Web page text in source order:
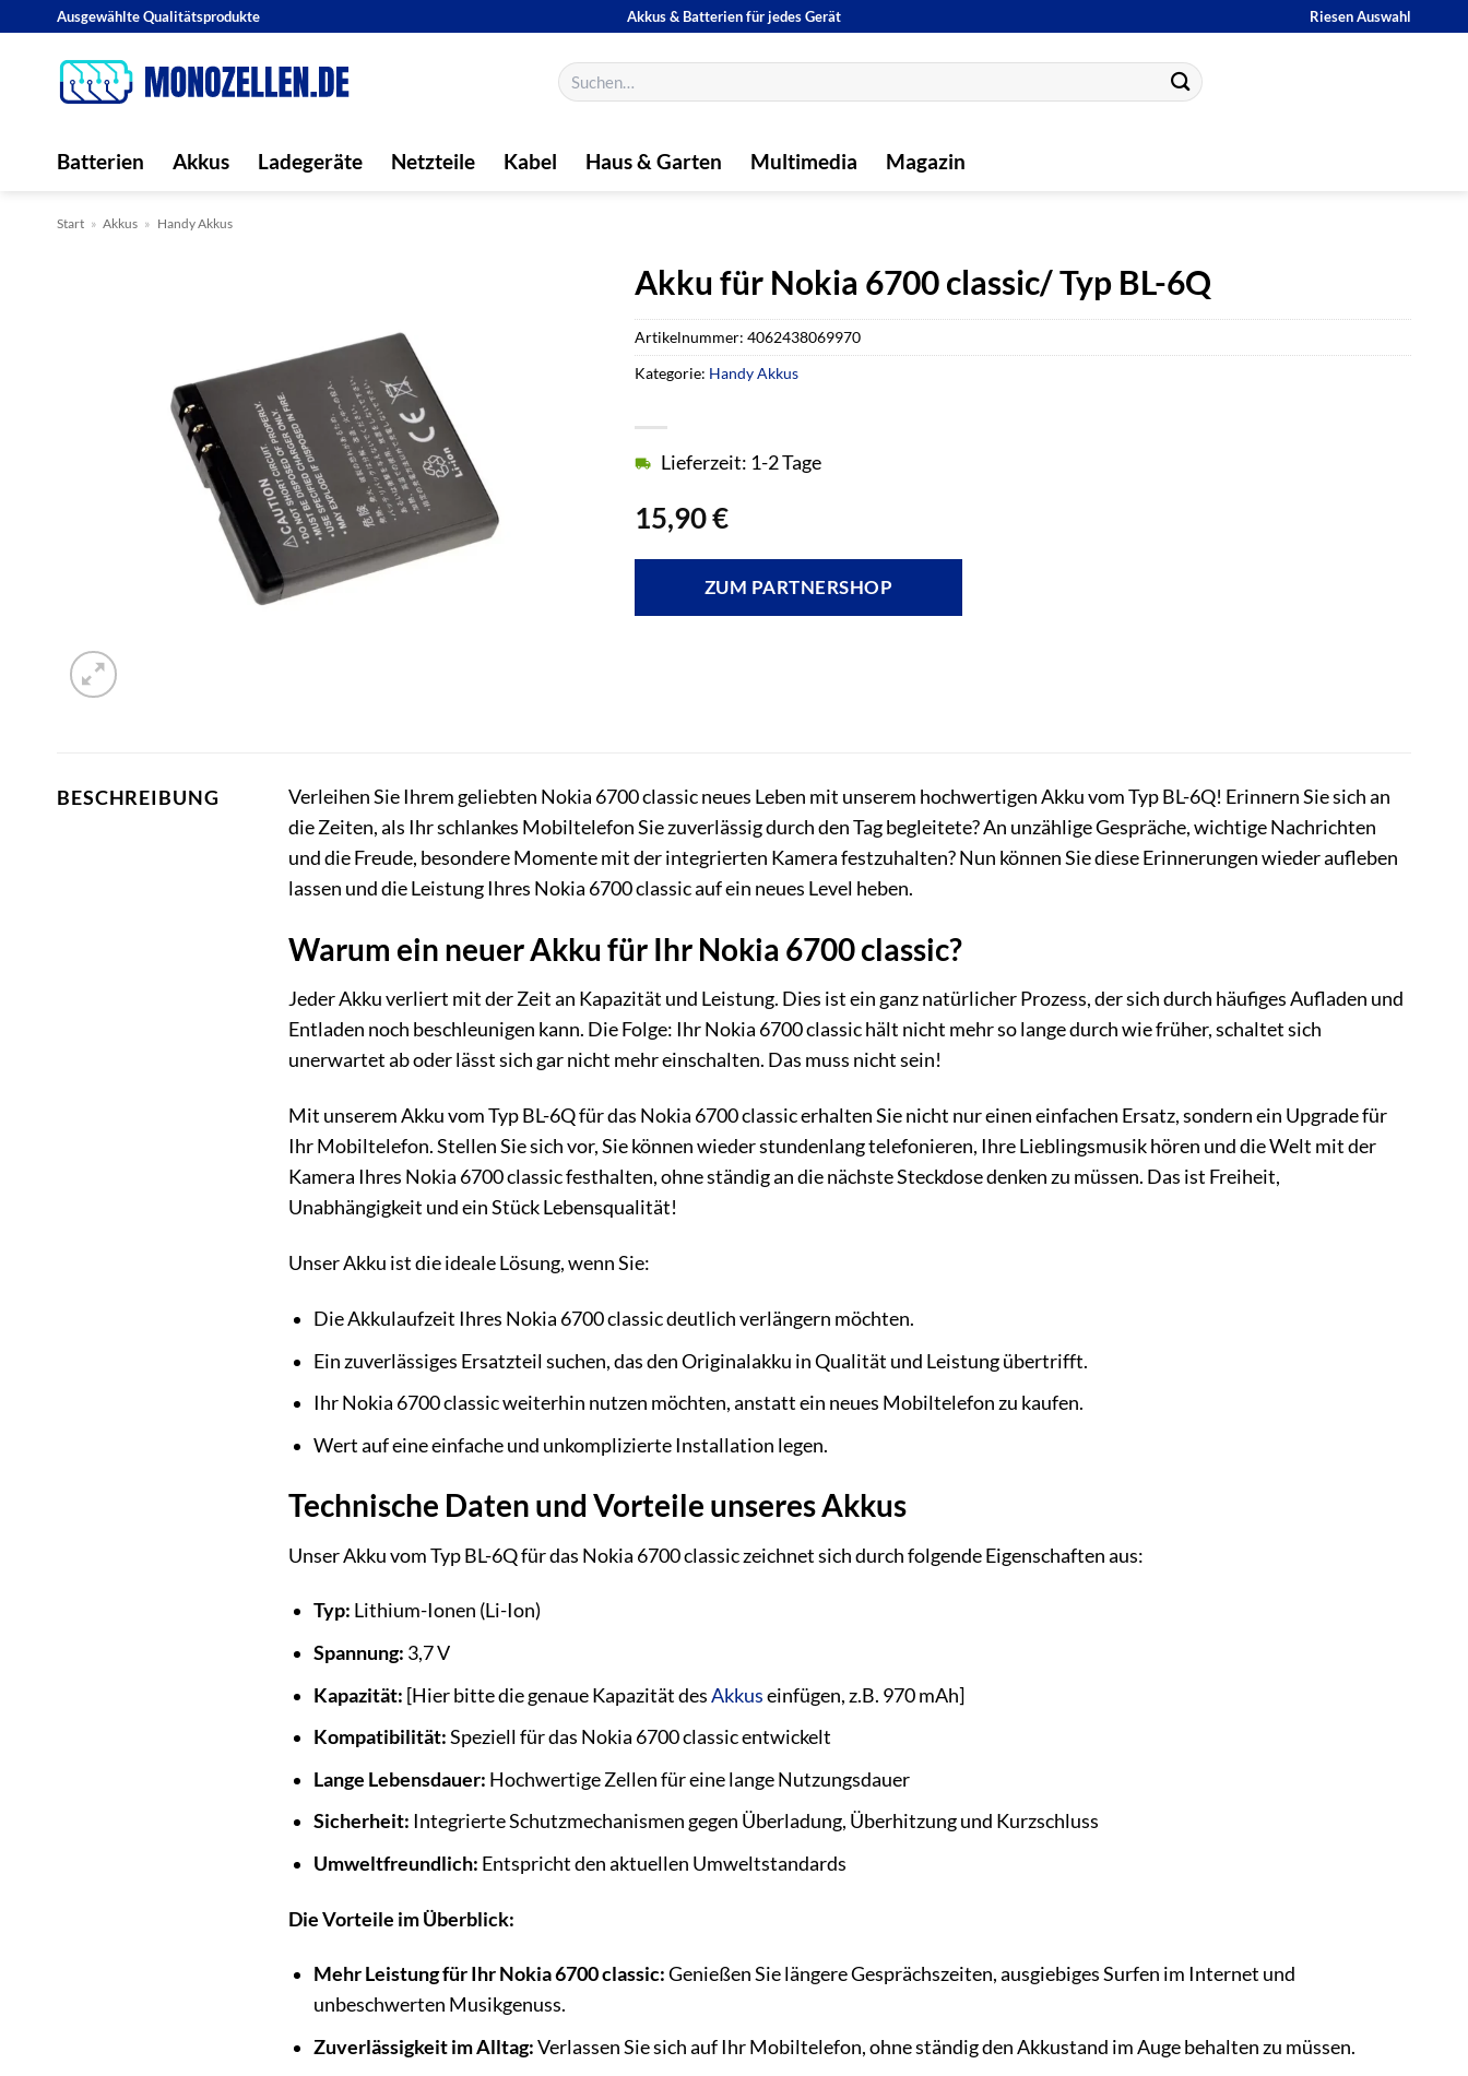
springen
Ausgewählte Qualitätsprodukte Akkus & Batterien für jedes Gerät Riesen Auswahl
Suchen
nach:
Batterien Akkus Ladegeräte Netzteile Kabel Haus & Garten Multimedia Magazin
Start » Akkus » Handy Akkus
Akku für Nokia 6700 classic/ Typ BL-6Q
15,90€
Lieferzeit: 1-2 Tage
ZUM PARTNERSHOP
Artikelnummer:4062438069970
Kategorie: Handy Akkus
BESCHREIBUNG
Verleihen Sie Ihrem geliebten Nokia 6700 classic neues Leben mit unserem hochwertigen Akku vom Typ BL-6Q! Erinnern Sie sich an
die Zeiten, als Ihr schlankes Mobiltelefon Sie zuverlässig durch den Tag begleitete? An unzählige Gespräche, wichtige Nachrichten
und die Freude, besondere Momente mit der integrierten Kamera festzuhalten? Nun können Sie diese Erinnerungen wieder aufleben
lassen und die Leistung Ihres Nokia 6700 classic auf ein neues Level heben.
Warum ein neuer Akku für Ihr Nokia 6700 classic?
Jeder Akku verliert mit der Zeit an Kapazität und Leistung. Dies ist ein ganz natürlicher Prozess, der sich durch häufiges Aufladen und
Entladen noch beschleunigen kann. Die Folge: Ihr Nokia 6700 classic hält nicht mehr so lange durch wie früher, schaltet sich
unerwartet ab oder lässt sich gar nicht mehr einschalten. Das muss nicht sein!
Mit unserem Akku vom Typ BL-6Q für das Nokia 6700 classic erhalten Sie nicht nur einen einfachen Ersatz, sondern ein Upgrade für
Ihr Mobiltelefon. Stellen Sie sich vor, Sie können wieder stundenlang telefonieren, Ihre Lieblingsmusik hören und die Welt mit der
Kamera Ihres Nokia 6700 classic festhalten, ohne ständig an die nächste Steckdose denken zu müssen. Das ist Freiheit,
Unabhängigkeit und ein Stück Lebensqualität!
Unser Akku ist die ideale Lösung, wenn Sie:
Die Akkulaufzeit Ihres Nokia 6700 classic deutlich verlängern möchten.
Ein zuverlässiges Ersatzteil suchen, das den Originalakku in Qualität und Leistung übertrifft.
Ihr Nokia 6700 classic weiterhin nutzen möchten, anstatt ein neues Mobiltelefon zu kaufen.
Wert auf eine einfache und unkomplizierte Installation legen.
Technische Daten und Vorteile unseres Akkus
Unser Akku vom Typ BL-6Q für das Nokia 6700 classic zeichnet sich durch folgende Eigenschaften aus:
Typ: Lithium-Ionen (Li-Ion)
Spannung: 3,7 V
Kapazität: [Hier bitte die genaue Kapazität desAkkuseinfügen, z.B. 970 mAh]
Kompatibilität:Speziell für das Nokia 6700 classic entwickelt
Lange Lebensdauer: Hochwertige Zellen für eine lange Nutzungsdauer
Sicherheit: Integrierte Schutzmechanismen gegen Überladung, Überhitzung und Kurzschluss
Umweltfreundlich: Entspricht den aktuellen Umweltstandards
Die Vorteile im Überblick:
Mehr Leistung für Ihr Nokia 6700 classic:Genießen Sie längere Gesprächszeiten, ausgiebiges Surfen im Internet und
unbeschwerten Musikgenuss.
Zuverlässigkeit im Alltag:Verlassen Sie sich auf Ihr Mobiltelefon, ohne ständig den Akkustand im Auge behalten zu müssen.